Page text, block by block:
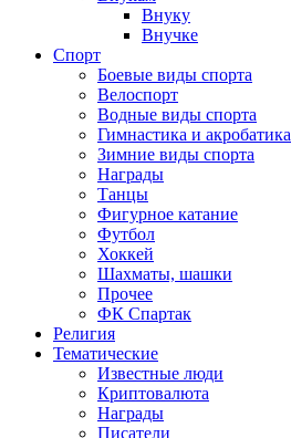
Внуку
Внучке
Спорт
Боевые виды спорта
Велоспорт
Водные виды спорта
Гимнастика и акробатика
Зимние виды спорта
Награды
Танцы
Фигурное катание
Футбол
Хоккей
Шахматы, шашки
Прочее
ФК Спартак
Религия
Тематические
Известные люди
Криптовалюта
Награды
Писатели